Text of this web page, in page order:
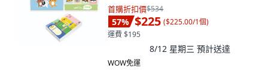
首購折扣價$534
57% $225 ($225.00/1個)
運費 $195
8/12 星期三 預計送達
WOW免運